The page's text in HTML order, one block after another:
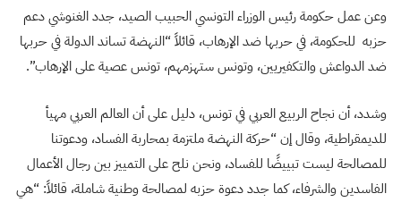
وعن عمل حكومة رئيس الوزراء التونسي الحبيب الصيد، جدد الغنوشي دعم
حزبه للحكومة، في حربها ضد الإرهاب، قائلاً “النهضة تساند الدولة في حربها
ضد الدواعش والتكفيريين، وتونس ستهزمهم، تونس عصية على الإرهاب”.
وشدد، أن نجاح الربيع العربي في تونس، دليل على أن العالم العربي مهيأ
للديمقراطية، وقال إن “حركة النهضة ملتزمة بمحاربة الفساد، ودعوتنا
للمصالحة ليست تبييضًا للفساد، ونحن نلح على التمييز بين رجال الأعمال
الفاسدين والشرفاء، كما جدد دعوة حزبه لمصالحة وطنية شاملة، قائلاً: “هي